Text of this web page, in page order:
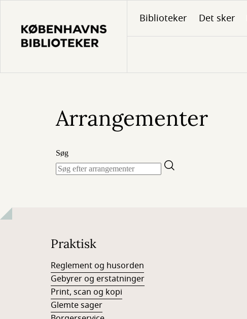
hovedindhold
Biblioteker Det sker
Arrangementer
Søg
Praktisk
Reglement og husorden
Gebyrer og erstatninger
Print, scan og kopi
Glemte sager